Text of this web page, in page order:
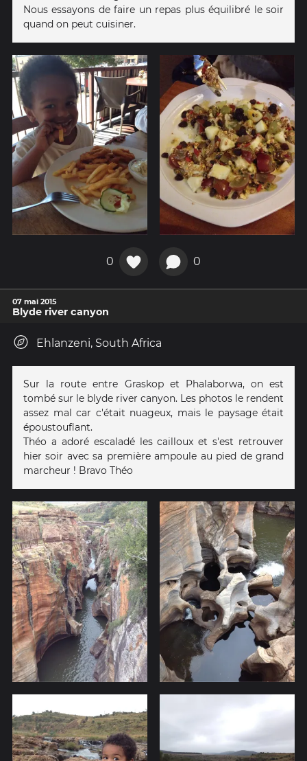
Nous essayons de faire un repas plus équilibré le soir
quand on peut cuisiner.
0 0
07 mai 2015
Blyde river canyon
Ehlanzeni, South Africa
Sur la route entre Graskop et Phalaborwa, on est
tombé sur le blyde river canyon. Les photos le rendent
assez mal car c'était nuageux, mais le paysage était
époustouflant.
Théo a adoré escaladé les cailloux et s'est retrouver
hier soir avec sa première ampoule au pied de grand
marcheur ! Bravo Théo